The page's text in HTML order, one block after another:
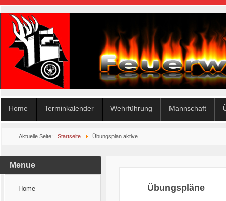
Home Terminkalender Wehrführung Mannschaft
Aktuelle Seite: Startseite Übungsplan aktive
Menue
Home Übungspläne